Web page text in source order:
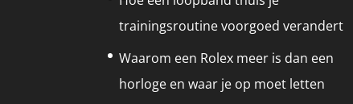
trainingsroutine voorgoed verandert
Waarom een Rolex meer is dan een
horloge en waar je op moet letten